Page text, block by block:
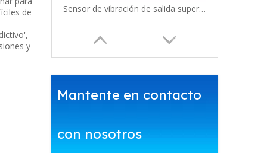
de
y
Sensor de vibración de salida superior de baja frecuencia RH113
Mantente en contacto
con nosotros